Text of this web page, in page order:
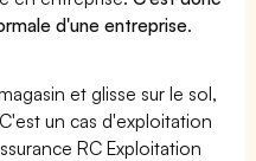
d'une entreprise.
et glisse sur le sol,
un cas d'exploitation
RC Exploitation